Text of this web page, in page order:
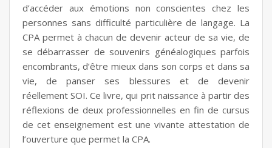
d’accéder aux émotions non conscientes chez les
personnes sans difficulté particulière de langage. La
CPA permet à chacun de devenir acteur de sa vie, de
se débarrasser de souvenirs généalogiques parfois
encombrants, d’être mieux dans son corps et dans sa
vie, de panser ses blessures et de devenir
réellement SOI. Ce livre, qui prit naissance à partir des
réflexions de deux professionnelles en fin de cursus
de cet enseignement est une vivante attestation de
l’ouverture que permet la CPA.